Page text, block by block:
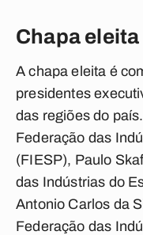
Chapa eleita
A chapa eleita é
presidentes
das regiões do
Federação das
(FIESP), Paulo
das Indústrias do
Antonio Carlos da
Federação das